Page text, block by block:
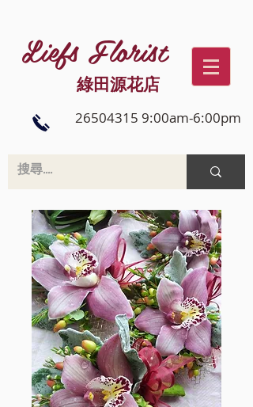
Liefs Florist
綠田源花店
26504315 9:00am-6:00pm